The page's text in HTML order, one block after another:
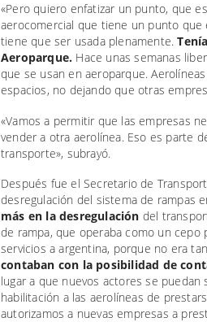
«Pero quiero enfatizar un punto, que
aerocomercial que tiene un punto que
tiene que ser usada plenamente.
Aeroparque. Hace unas semanas
que se usan en aeroparque.
espacios, no dejando que otras
«Vamos a permitir que las empresas
vender a otra aerolínea. Eso es parte
transporte», subrayó.
Después fue el Secretario de
desregulación del sistema de rampas
más en la desregulación del
de rampa, que operaba como un cepo
servicios a argentina, porque no era
contaban con la posibilidad de
lugar a que nuevos actores se
habilitación a las aerolíneas de
autorizamos a nuevas empresas a